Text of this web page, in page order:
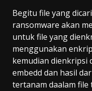
Begitu file yang
ransomware akan
untuk file yang
menggunakan
kemudian dienkripsi
embedd dan hasil
tertanam daalam file